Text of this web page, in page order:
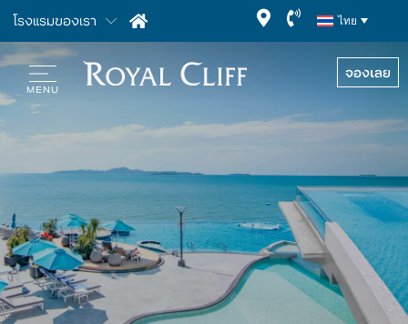
โรงแรมของเรา ไทย
จองเลย